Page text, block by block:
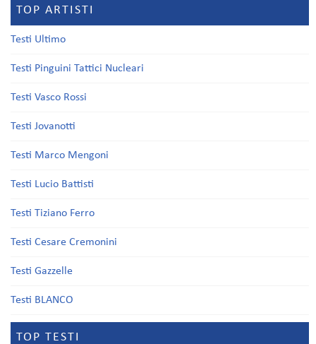
TOP ARTISTI
Testi Ultimo
Testi Pinguini Tattici Nucleari
Testi Vasco Rossi
Testi Jovanotti
Testi Marco Mengoni
Testi Lucio Battisti
Testi Tiziano Ferro
Testi Cesare Cremonini
Testi Gazzelle
Testi BLANCO
TOP TESTI